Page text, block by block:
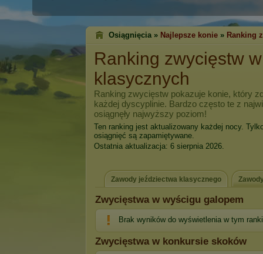
Osiągnięcia » Najlepsze konie » Ranking
Ranking zwycięstw
klasycznych
Ranking zwycięstw pokazuje konie, który
każdej dyscyplinie. Bardzo często te z
osiągnęły najwyższy poziom!
Ten ranking jest aktualizowany każdej nocy.
osiągnięć są zapamiętywane.
Ostatnia aktualizacja: 6 sierpnia 2026.
Zawody jeździectwa klasycznego
Zwycięstwa w wyścigu galopem
Brak wyników do wyświetlenia w tym
Zwycięstwa w konkursie skoków